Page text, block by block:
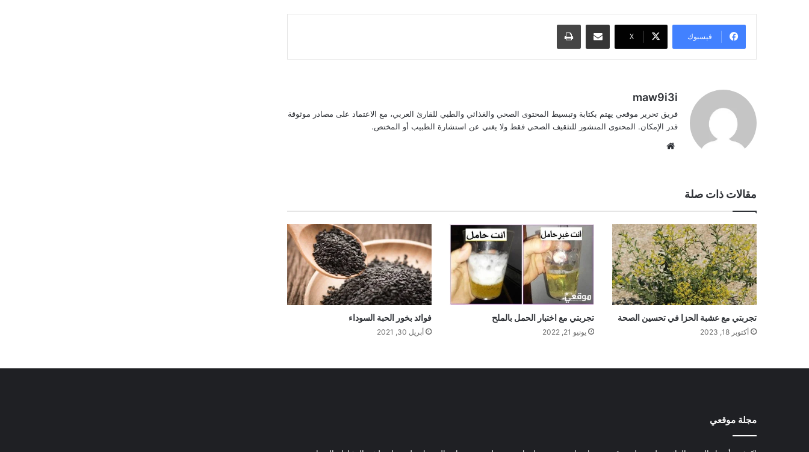
فيسبوك ‫X
مشاركة عبر البريد طباعة
maw9i3i
فريق تحرير موقعي يهتم بكتابة وتبسيط المحتوى الصحي والغذائي والطبي للقارئ العربي، مع الاعتماد على مصادر موثوقة
قدر الإمكان. المحتوى المنشور للتثقيف الصحي فقط ولا يغني عن استشارة الطبيب أو المختص.
مقالات ذات صلة
تجربتي مع عشبة الحزا في تحسين الصحة
أكتوبر 18, 2023
تجربتي مع اختبار الحمل بالملح
يونيو 21, 2022
فوائد بخور الحبة السوداء
أبريل 30, 2021
مجلة موقعي